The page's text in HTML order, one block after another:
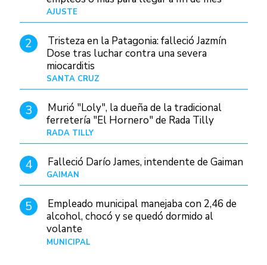
AJUSTE
2
Tristeza en la Patagonia: falleció Jazmín
Dose tras luchar contra una severa
miocarditis
SANTA CRUZ
3
Murió "Loly", la dueña de la tradicional
ferretería "El Hornero" de Rada Tilly
RADA TILLY
4 Falleció Darío James, intendente de Gaiman
GAIMAN
5
Empleado municipal manejaba con 2,46 de
alcohol, chocó y se quedó dormido al
volante
MUNICIPAL